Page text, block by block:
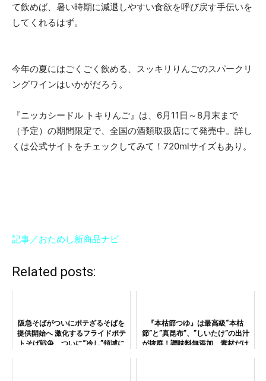
て飲めば、暑い時期に減退しやすい食欲を呼び戻す手伝いを
してくれるはず。
今年の夏にはごくごく飲める、スッキリりんごのスパークリ
ングワインはいかがだろう。
『ニッカシードル トキりんご』は、6月11日～8月末まで
（予定）の期間限定で、全国の酒類取扱店にて発売中。詳し
くは公式サイトをチェックしてみて！720mlサイズもあり。
記事／おためし新商品ナビ
Related posts:
阪急そばがついにポテざるそばを
提供開始へ 激化するフライドポテ
トそば戦争、ついに“冷し”領域に
『本枯節つゆ』は最高級“本枯
節”と”真昆布”、”しいたけ”の出汁
が抜群！調味料無添加、素材だけ